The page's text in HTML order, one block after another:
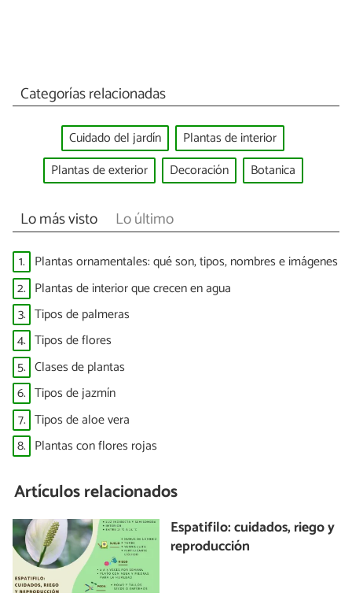
Categorías relacionadas
Cuidado del jardín
Plantas de interior
Plantas de exterior
Decoración Botanica
Lo más visto Lo último
1. Plantas ornamentales: qué son, tipos, nombres e imágenes
2. Plantas de interior que crecen en agua
3. Tipos de palmeras
4. Tipos de flores
5. Clases de plantas
6. Tipos de jazmín
7. Tipos de aloe vera
8. Plantas con flores rojas
Artículos relacionados
Espatifilo: cuidados, riego y
reproducción